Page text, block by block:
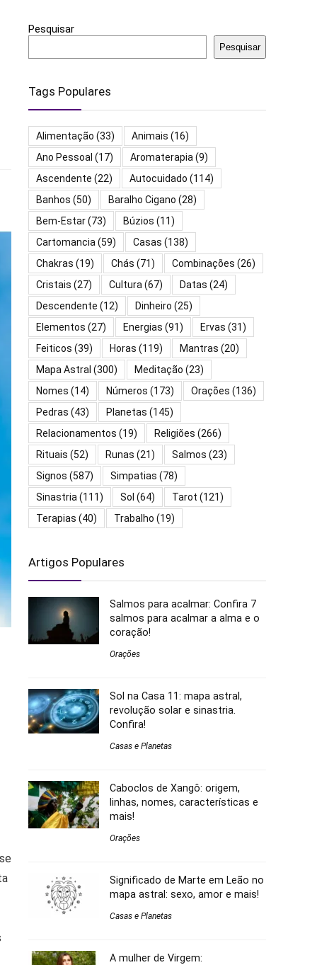
Pesquisar
Pesquisar
Tags Populares
Alimentação (33) Animais (16)
Ano Pessoal (17) Aromaterapia(9)
Ascendente (22) Autocuidado (114)
Banhos (50) Baralho Cigano (28)
Bem-Estar(73) Búzios (11)
Cartomancia(59) Casas (138)
Chakras (19) Chás (71) Combinações (26)
Cristais (27) Cultura(67) Datas (24)
Descendente (12) Dinheiro (25)
Elementos (27) Energias (91) Ervas (31)
Feiticos (39) Horas (119) Mantras (20)
Mapa Astral (300) Meditação (23)
Nomes (14) Números (173) Orações (136)
Pedras (43) Planetas (145)
Relacionamentos (19) Religiões (266)
Rituais (52) Runas (21) Salmos (23)
Signos (587) Simpatias (78)
Sinastria(111) Sol (64) Tarot (121)
Terapias (40) Trabalho (19)
Artigos Populares
Salmos para acalmar: Confira 7
salmos para acalmar a alma e o
coração!
Orações
Sol na Casa 11: mapa astral,
revolução solar e sinastria.
Confira!
Casas e Planetas
Caboclos de Xangô: origem,
linhas, nomes, características e
mais!
Orações
Significado de Marte em Leão no
mapa astral: sexo, amor e mais!
Casas e Planetas
A mulher de Virgem: